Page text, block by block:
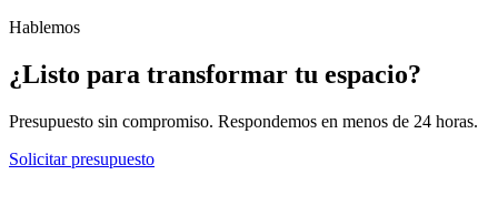
Hablemos
¿Listo para transformar tu espacio?
Presupuesto sin compromiso. Respondemos en menos de 24 horas.
Solicitar presupuesto